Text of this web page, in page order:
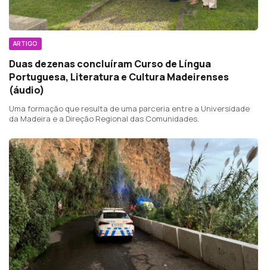
ARTIGO
Duas dezenas concluíram Curso de Língua
Portuguesa, Literatura e Cultura Madeirenses
(áudio)
Uma formação que resulta de uma parceria entre a Universidade
da Madeira e a Direção Regional das Comunidades.